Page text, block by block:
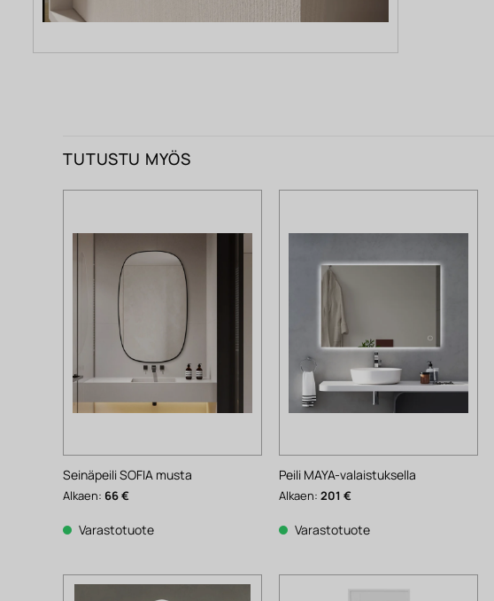
TUTUSTU MYÖS
Seinäpeili SOFIA musta
Alkaen: 66€
Varastotuote
Peili MAYA-valaistuksella
Alkaen:201€
Varastotuote